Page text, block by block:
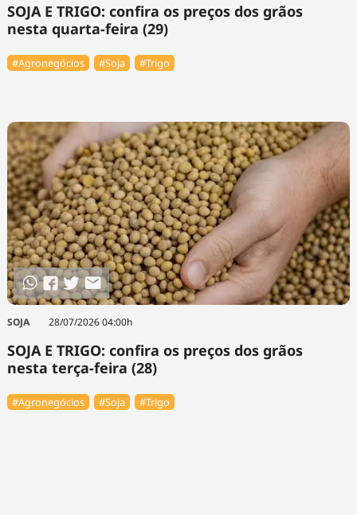
SOJA E TRIGO: confira os preços dos grãos
nesta quarta-feira (29)
#Agronegócios #Soja #Trigo
SOJA 28/07/2026 04:00h
SOJA E TRIGO: confira os preços dos grãos
nesta terça-feira (28)
#Agronegócios #Soja #Trigo